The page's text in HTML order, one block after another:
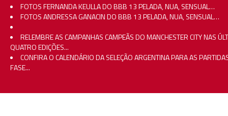
FOTOS FERNANDA KEULLA DO BBB 13 PELADA, NUA, SENSUAL…
FOTOS ANDRESSA GANACIN DO BBB 13 PELADA, NUA, SENSUAL…
RELEMBRE AS CAMPANHAS CAMPEÃS DO MANCHESTER CITY NAS
QUATRO EDIÇÕES...
CONFIRA O CALENDÁRIO DA SELEÇÃO ARGENTINA PARA AS
FASE...